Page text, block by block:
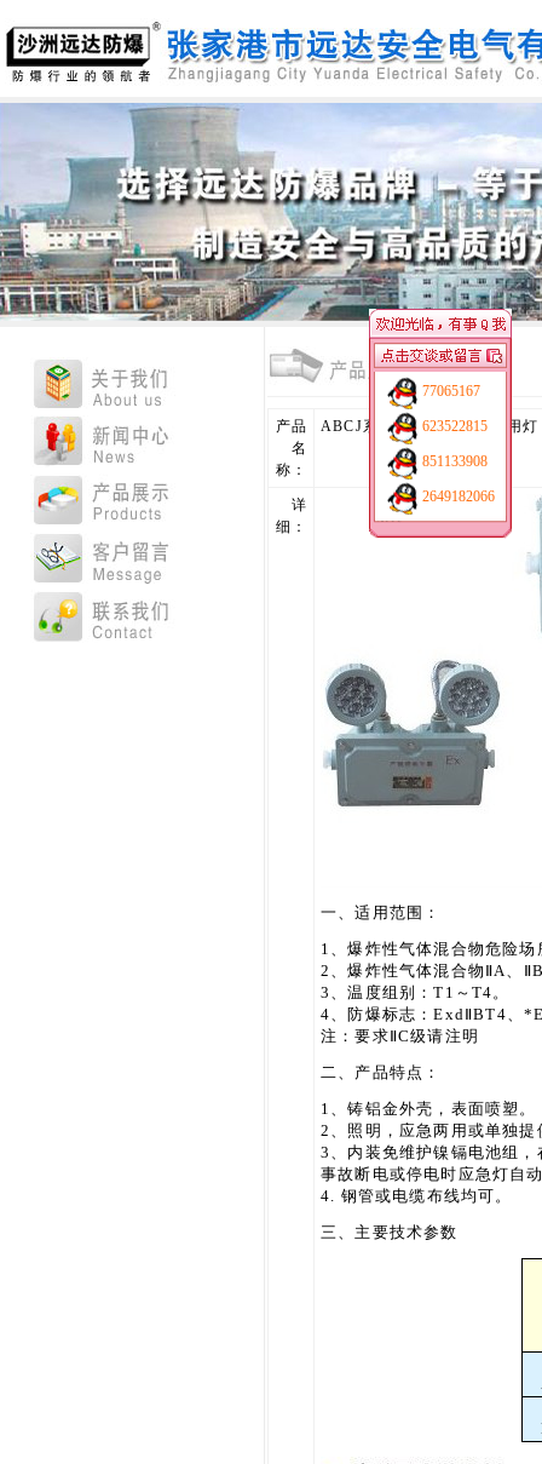
产品
名
称：
ABCJ系列防爆照明应急两用
详
细：
一、适用范围：
1、爆炸性气体混合物危险
2、爆炸性气体混合物ⅡA、
3、温度组别：T1～T4。
4、防爆标志：ExdⅡBT4、
注：要求ⅡC级请注明
二、产品特点：
1、铸铝金外壳，表面喷塑。
2、照明，应急两用或单独提
3、内装免维护镍镉电池组
事故断电或停电时应急灯自
4. 钢管或电缆布线均可。
三、主要技术参数
77065167
623522815
851133908
2649182066